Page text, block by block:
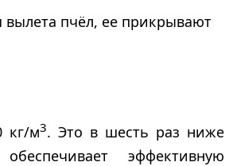
вылета пчёл, ее прикрывают
кг/м3. Это в шесть раз ниже
эффективную